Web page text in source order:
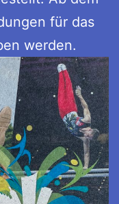
für das
werden.